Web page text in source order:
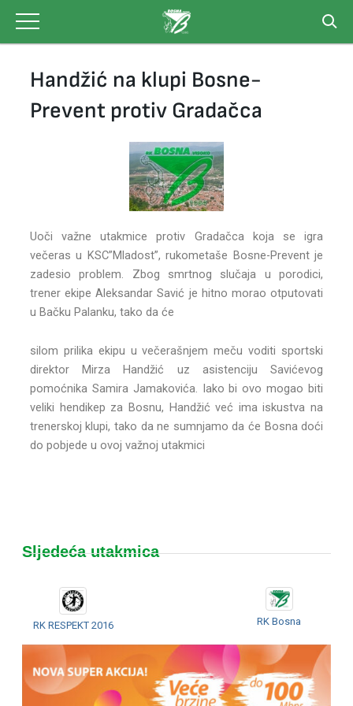
content
Handžić na klupi Bosne-
Prevent protiv Gradačca
Uoči važne utakmice protiv Gradačca koja se igra
večeras u KSC”Mladost”, rukometaše Bosne-Prevent je
zadesio problem. Zbog smrtnog slučaja u porodici,
trener ekipe Aleksandar Savić je hitno morao otputovati
u Bačku Palanku, tako da će
silom prilika ekipu u večerašnjem meču voditi sportski
direktor Mirza Handžić uz asistenciju Savićevog
pomoćnika Samira Jamakovića. Iako bi ovo mogao biti
veliki hendikep za Bosnu, Handžić već ima iskustva na
trenerskoj klupi, tako da ne sumnjamo da će Bosna doći
do pobjede u ovoj važnoj utakmici
Sljedeća utakmica
RK RESPEKT 2016 RK Bosna